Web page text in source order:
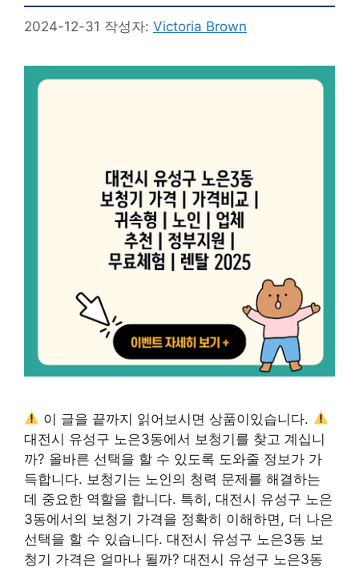
2024-12-31 작성자: Victoria Brown
이 글을 끝까지 읽어보시면 상품이있습니다.
대전시 유성구 노은3동에서 보청기를 찾고 계십니
까? 올바른 선택을 할 수 있도록 도와줄 정보가 가
득합니다. 보청기는 노인의 청력 문제를 해결하는
데 중요한 역할을 합니다. 특히, 대전시 유성구 노은
3동에서의 보청기 가격을 정확히 이해하면, 더 나은
선택을 할 수 있습니다. 대전시 유성구 노은3동 보
청기 가격은 얼마나 될까? 대전시 유성구 노은3동